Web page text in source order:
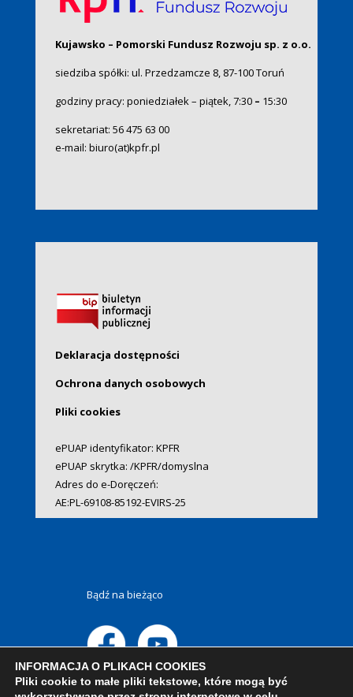
Kujawsko – Pomorski Fundusz Rozwoju sp. z o.o.
siedziba spółki: ul. Przedzamcze 8, 87-100 Toruń
godziny pracy: poniedziałek – piątek, 7:30– 15:30
sekretariat: 56 475 63 00
e-mail: biuro(at)kpfr.pl
Deklaracja dostępności
Ochrona danych osobowych
Pliki cookies
ePUAP identyfikator: KPFR
ePUAP skrytka: /KPFR/domyslna
Adres do e-Doręczeń:
AE:PL-69108-85192-EVIRS-25
Bądź na bieżąco
INFORMACJA O PLIKACH COOKIES
Pliki cookie to małe pliki tekstowe, które mogą być